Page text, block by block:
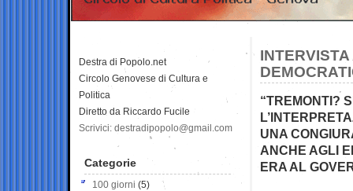
“TREMONTI?
UNA
ANCHE AGLI
ERA AL
Destra di Popolo.net
Circolo Genovese di Cultura e
Politica
Diretto da Riccardo Fucile
Scrivici: destradipopolo@gmail.com
Categorie
100 giorni (5)